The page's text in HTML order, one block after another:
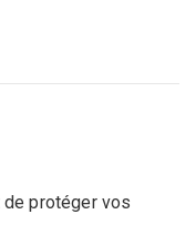
protéger vos